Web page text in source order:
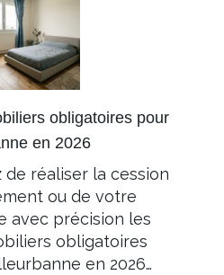
obligatoires pour
en 2026
de réaliser la cession
ou de votre
avec précision les
obligatoires
en 2026…